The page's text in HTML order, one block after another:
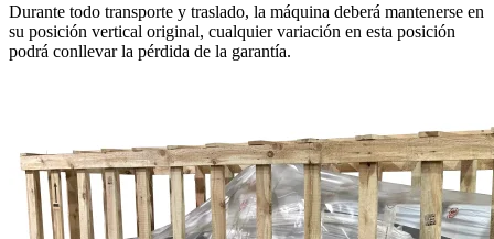
Durante todo transporte y traslado, la máquina deberá mantenerse en
su posición vertical original, cualquier variación en esta posición
podrá conllevar la pérdida de la garantía.